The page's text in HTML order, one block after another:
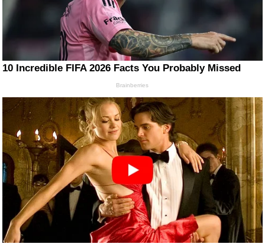
10 Incredible FIFA 2026 Facts You Probably Missed
Brainberries